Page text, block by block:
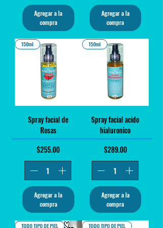
Agregar a la
compra
Agregar a la
compra
150ml
Spray facial de
Rosas
Precio
$255.00
Agregar a la
compra
150ml
Spray facial acido
hialuronico
Precio
$289.00
Agregar a la
compra
TODO TIPO DE PIEL TODO TIPO DE PIEL